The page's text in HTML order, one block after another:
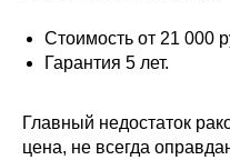
Стоимость от 21 000
Гарантия 5 лет.
Главный недостаток
цена, не всегда